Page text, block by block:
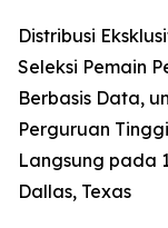
Distribusi
Seleksi Pemain
Berbasis Data,
Perguruan
Langsung pada
Dallas, Texas